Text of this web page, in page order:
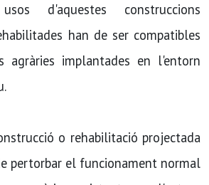
d'aquestes construccions
han de ser compatibles
agràries implantades en l'entorn
o rehabilitació projectada
pertorbar el funcionament normal